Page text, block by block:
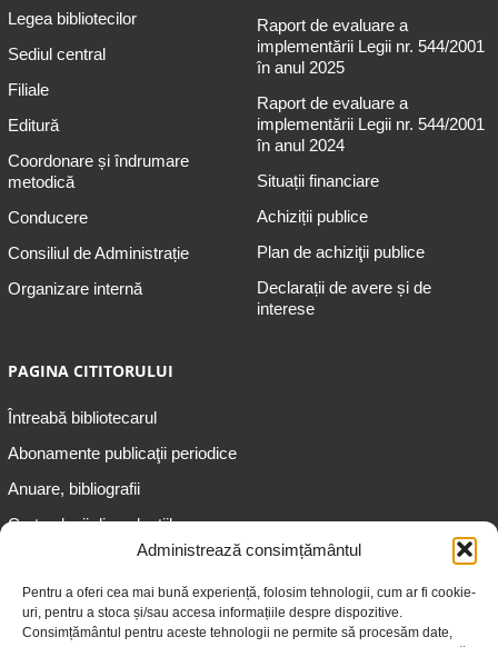
Administrează consimțământul
Pentru a oferi cea mai bună experiență, folosim tehnologii, cum ar fi cookie-
uri, pentru a stoca și/sau accesa informațiile despre dispozitive.
Consimțământul pentru aceste tehnologii ne permite să procesăm date,
Legea bibliotecilor
Sediul central
Filiale
Editură
Coordonare și îndrumare
metodică
Conducere
Consiliul de Administrație
Organizare internă
Raport de evaluare a
implementării Legii nr. 544/2001
în anul 2025
Raport de evaluare a
implementării Legii nr. 544/2001
în anul 2024
Situații financiare
Achiziții publice
Plan de achiziţii publice
Declarații de avere și de
interese
PAGINA CITITORULUI
Întreabă bibliotecarul
Abonamente publicaţii periodice
Anuare, bibliografii
Cartea lunii din colecțiile
Informații pentru adolescenți